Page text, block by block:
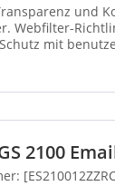
und
Webfilter-
mit
2100